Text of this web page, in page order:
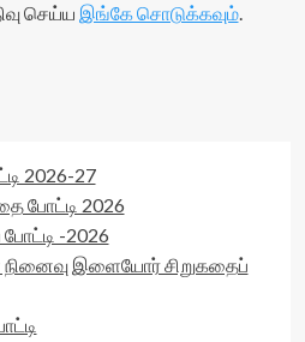
செய்ய இங்கே சொடுக்கவும்.
2026-27
போட்டி 2026
-2026
இளையோர் சிறுகதைப்